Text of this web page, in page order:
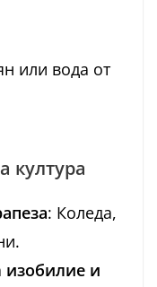
или вода от
култура
: Коледа,
изобилие и